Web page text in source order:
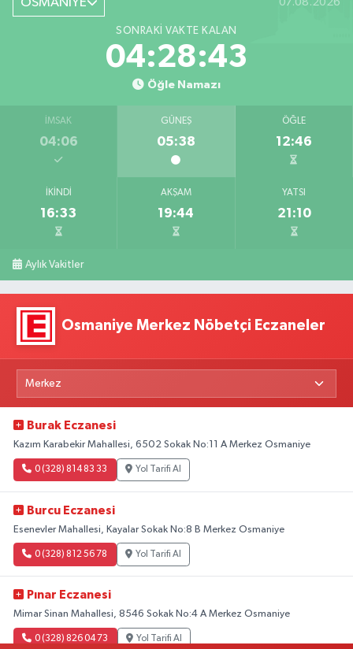
SONRAKI VAKTE KALAN
04:28:43
Öğle Namazı
İMSAK
04:06
GÜNEŞ
05:38
ÖĞLE
12:46
İKINDI
16:33
AKŞAM
19:44
YATSI
21:10
Aylık Vakitler
Osmaniye Merkez Nöbetçi Eczaneler
Burak Eczanesi
Kazım Karabekir Mahallesi, 6502 Sokak No:11 A Merkez Osmaniye
0 (328) 814 83 33 Yol Tarifi Al
Burcu Eczanesi
Esenevler Mahallesi, Kayalar Sokak No:8 B Merkez Osmaniye
0 (328) 812 56 78 Yol Tarifi Al
Pınar Eczanesi
Mimar Sinan Mahallesi, 8546 Sokak No:4 A Merkez Osmaniye
0 (328) 826 04 73 Yol Tarifi Al